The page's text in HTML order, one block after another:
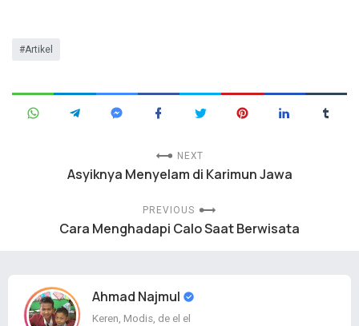
Artikel
NEXT
Asyiknya Menyelam di Karimun Jawa
PREVIOUS
Cara Menghadapi Calo Saat Berwisata
Ahmad Najmul
Keren, Modis, de el el